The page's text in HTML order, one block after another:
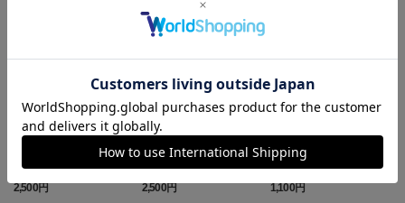
いわきFC アマルルガ
タオルマフラー
2,500円
NEW
いわきFC ピカチュウ
タオルマフラー
2,500円
いわきFC アマルルガ
キーホルダー
1,100円